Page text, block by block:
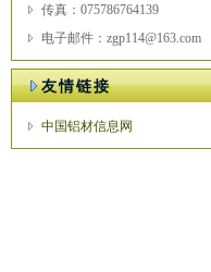
传真：075786764139
电子邮件：zgp114@163.com
友情链接
中国铝材信息网